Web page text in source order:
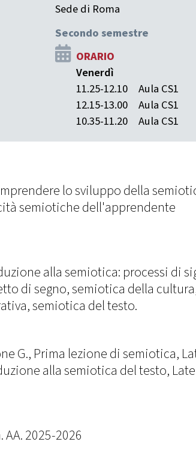
Sede di Roma
Secondo semestre
ORARIO
Venerdì
11.25-12.10
Aula CS1
12.15-13.00
Aula CS1
10.35-11.20
Aula CS1
lo sviluppo della
semiotiche dell'apprendente
alla semiotica: processi di
di segno, semiotica della
semiotica del testo.
G., Prima lezione di semiotica,
alla semiotica del testo,
AA. 2025-2026